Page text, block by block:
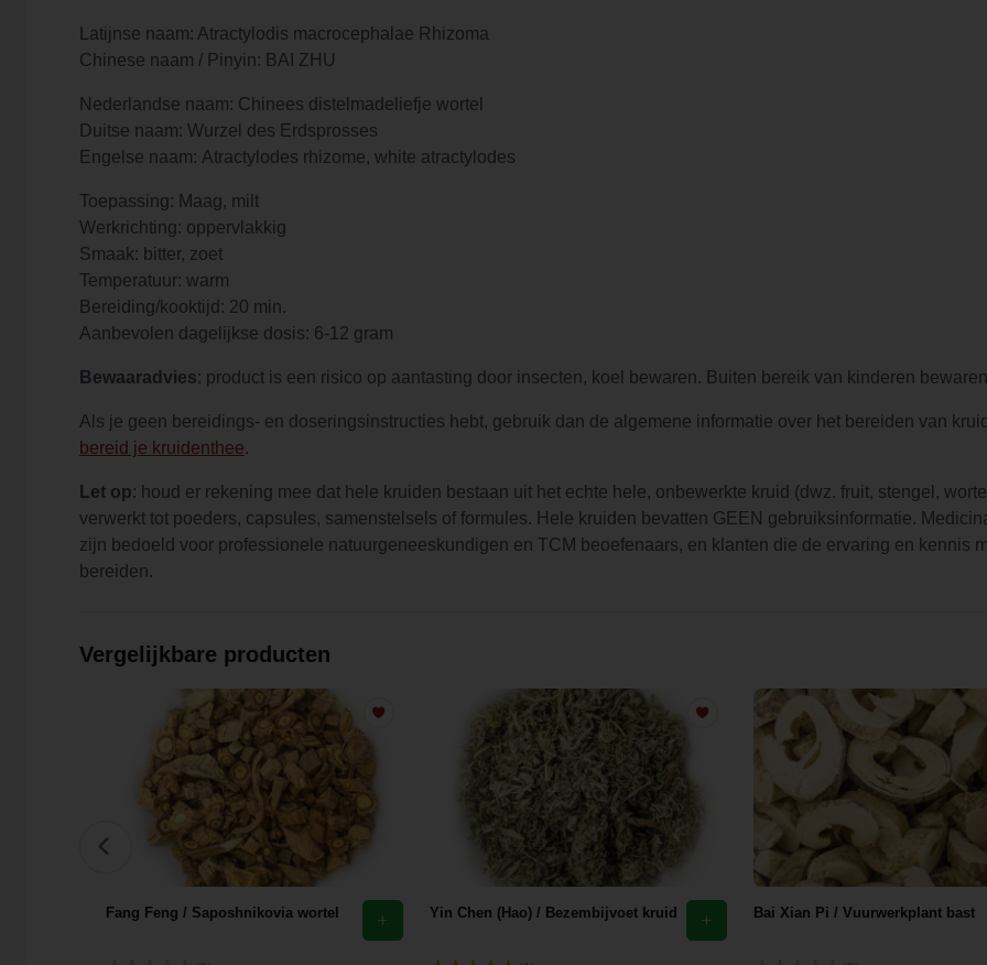
Latijnse naam: Atractylodis macrocephalae Rhizoma
Chinese naam / Pinyin: BAI ZHU
Nederlandse naam: Chinees distelmadeliefje wortel
Duitse naam: Wurzel des Erdsprosses
Engelse naam: Atractylodes rhizome, white atractylodes
Toepassing: Maag, milt
Werkrichting: oppervlakkig
Smaak: bitter, zoet
Temperatuur: warm
Bereiding/kooktijd: 20 min.
Aanbevolen dagelijkse dosis: 6-12 gram
Bewaaradvies: product is een risico op aantasting door insecten, koel bewaren. Buiten bereik van kinderen
Als je geen bereidings- en doseringsinstructies hebt, gebruik dan de algemene informatie over het bereiden van
bereid je kruidenthee.
Let op: houd er rekening mee dat hele kruiden bestaan uit het echte hele, onbewerkte kruid (dwz. fruit, stengel,
verwerkt tot poeders, capsules, samenstelsels of formules. Hele kruiden bevatten GEEN gebruiksinformatie.
zijn bedoeld voor professionele natuurgeneeskundigen en TCM beoefenaars, en klanten die de ervaring en kennis
bereiden.
Vergelijkbare producten
Fang Feng / Saposhnikovia wortel Yin Chen (Hao) / Bezembijvoet kruid Bai Xian Pi / Vuurwerkplant bast